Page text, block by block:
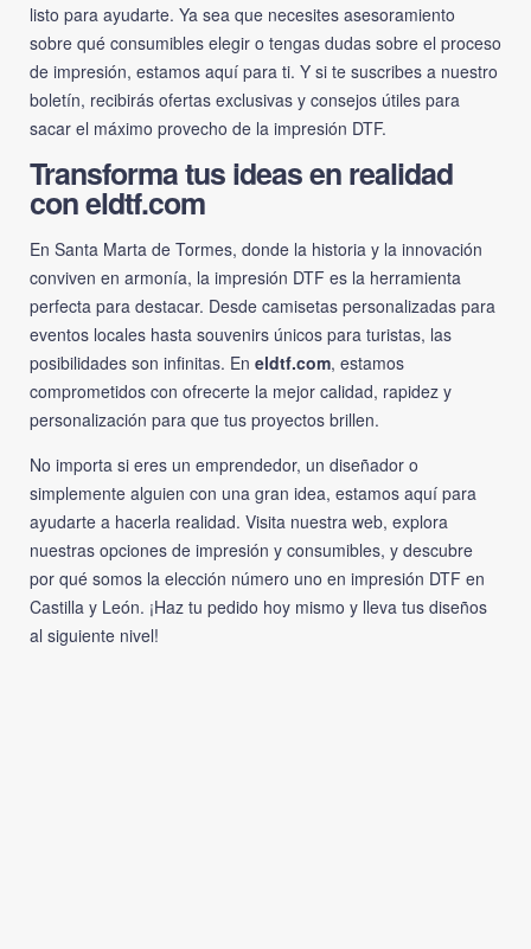
listo para ayudarte. Ya sea que necesites asesoramiento
sobre qué consumibles elegir o tengas dudas sobre el proceso
de impresión, estamos aquí para ti. Y si te suscribes a nuestro
boletín, recibirás ofertas exclusivas y consejos útiles para
sacar el máximo provecho de la impresión DTF.
Transforma tus ideas en realidad
con eldtf.com
En Santa Marta de Tormes, donde la historia y la innovación
conviven en armonía, la impresión DTF es la herramienta
perfecta para destacar. Desde camisetas personalizadas para
eventos locales hasta souvenirs únicos para turistas, las
posibilidades son infinitas. En eldtf.com, estamos
comprometidos con ofrecerte la mejor calidad, rapidez y
personalización para que tus proyectos brillen.
No importa si eres un emprendedor, un diseñador o
simplemente alguien con una gran idea, estamos aquí para
ayudarte a hacerla realidad. Visita nuestra web, explora
nuestras opciones de impresión y consumibles, y descubre
por qué somos la elección número uno en impresión DTF en
Castilla y León. ¡Haz tu pedido hoy mismo y lleva tus diseños
al siguiente nivel!